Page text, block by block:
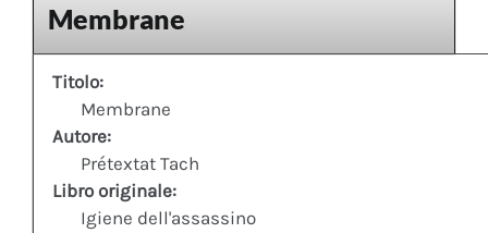
Membrane
Titolo:
Membrane
Autore:
Prétextat Tach
Libro originale:
Igiene dell'assassino